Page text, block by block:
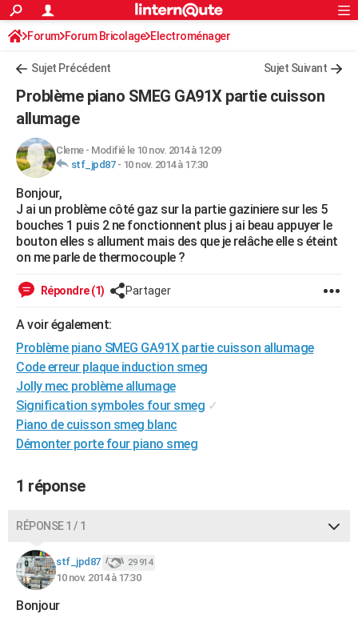
ACTUALITÉS
Politique
Société
Faits Divers
Education
Monde
Villes
+
Programme TV
Streaming
Cinéma
Sorties cinéma
Musique
FINANCE
Retraite
Impôts
Epargne
Immobilier
Risques naturels par ville
Banque
Assurance
Crédit
AUTO
Essais
Réserver un essai
Citadines
Berlines
SUV
Forum auto
HIGH-TECH
Mobiles
Meilleur smartphone
Internet
Ordinateurs
Jeux vidéo
Guide high-tech
+BRICOLAGE
Forum
Aménagement intérieur
Extérieur
Cuisine
Salle de bains
Jardinage
Rangement
WEEK-END
LIFESTYLE
Alimentation
Guide de la santé
Maladies
Médicaments
Sommeil
VOYAGE
Destinations
City break
Voyage nature
Voyage de noces
Forum
Climat
+PHOTO
GUIDES D'ACHAT
BONS PLANS
COPAINS D'AVANT
S'inscrire
Se connecter
Lycées
Collèges
Primaires
Universités
Entreprises
Service militaire
Avis de recherche
AVIS DE DÉCÈS
S'inscrire
Connexion
Forum Forum Bricolage Electroménager
Sujet Précédent Sujet Suivant
Problème piano SMEG GA91X partie cuisson
allumage
Cleme- Modifié le 10 nov. 2014 à 12:09
stf_jpd87- 10 nov. 2014 à 17:30
Bonjour,
J ai un problème côté gaz sur la partie gaziniere sur les 5
bouches 1 puis 2 ne fonctionnent plus j ai beau appuyer le
bouton elles s allument mais des que je relâche elle s éteint
on me parle de thermocouple ?
Répondre (1) Partager
A voir également:
Problème piano SMEG GA91X partie cuisson allumage
Code erreur plaque induction smeg
Jolly mec problème allumage
Signification symboles four smeg ✓
Piano de cuisson smeg blanc
Démonter porte four piano smeg
1 réponse
RÉPONSE 1 / 1
stf_jpd87 29 914
10 nov. 2014 à 17:30
Bonjour